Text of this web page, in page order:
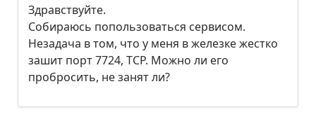
Здравствуйте.
Собираюсь попользоваться сервисом.
Незадача в том, что у меня в железке жестко
зашит порт 7724, TCP. Можно ли его
пробросить, не занят ли?